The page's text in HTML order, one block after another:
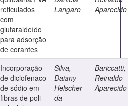
reticulados
com
glutaraldeído
para adsorção
de corantes
Langaro
Aparecido
Incorporação
de diclofenaco
de sódio em
fibras de poli
Silva,
Daiany
Helscher
da
Bariccatti,
Reinaldo
Aparecido